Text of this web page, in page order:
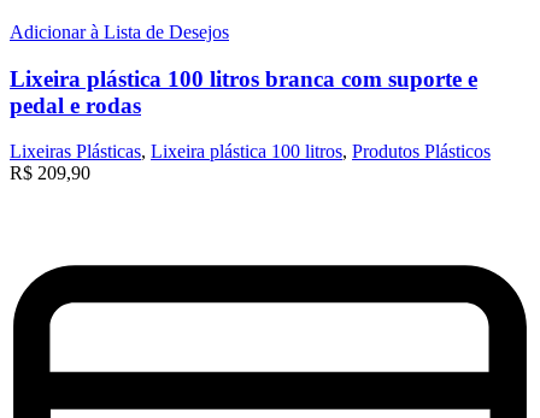
Adicionar à Lista de Desejos
Lixeira plástica 100 litros branca com suporte e
pedal e rodas
Lixeiras Plásticas, Lixeira plástica 100 litros, Produtos Plásticos
R$ 209,90